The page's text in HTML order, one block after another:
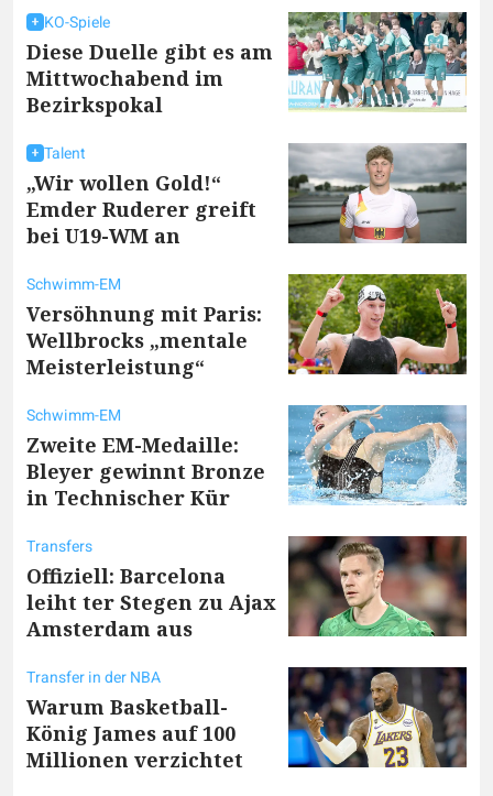
KO-Spiele
Diese Duelle gibt es am
Mittwochabend im
Bezirkspokal
Talent
„Wir wollen Gold!“
Emder Ruderer greift
bei U19-WM an
Schwimm-EM
Versöhnung mit Paris:
Wellbrocks „mentale
Meisterleistung“
Schwimm-EM
Zweite EM-Medaille:
Bleyer gewinnt Bronze
in Technischer Kür
Transfers
Offiziell: Barcelona
leiht ter Stegen zu Ajax
Amsterdam aus
Transfer in der NBA
Warum Basketball-
König James auf 100
Millionen verzichtet